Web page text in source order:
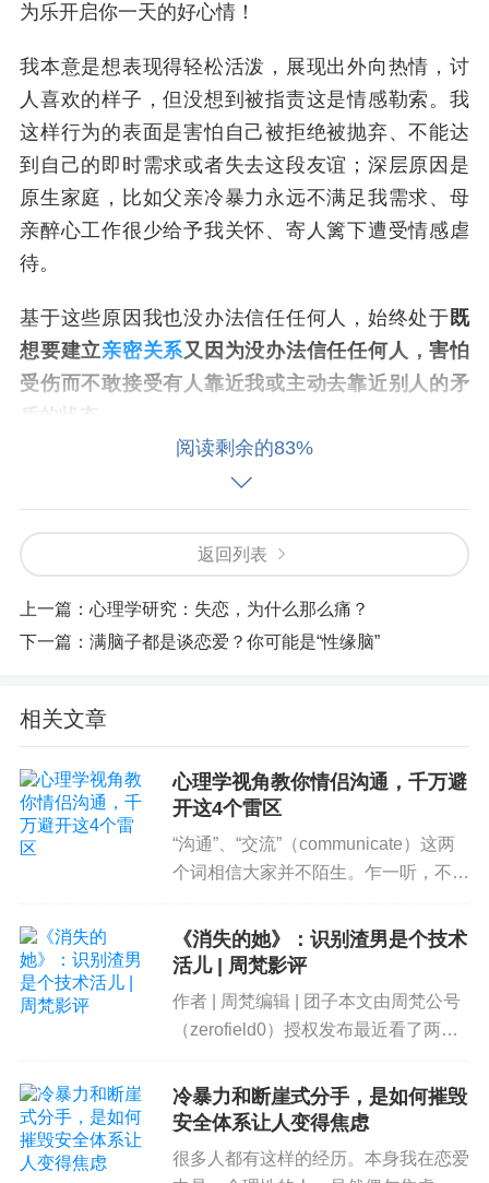
为乐开启你一天的好心情！
我本意是想表现得轻松活泼，展现出外向热情，讨
人喜欢的样子，但没想到被指责这是情感勒索。我
这样行为的表面是害怕自己被拒绝被抛弃、不能达
到自己的即时需求或者失去这段友谊；深层原因是
原生家庭，比如父亲冷暴力永远不满足我需求、母
亲醉心工作很少给予我关怀、寄人篱下遭受情感虐
待。
基于这些原因我也没办法信任任何人，始终处于 既
想要建立亲密关系又因为没办法信任任何人 ，害怕
受伤而不敢接受有人靠近我或主动去靠近别人的矛
我想知道，是我的沟通模式究竟哪里出了问题呢？
我该怎么改进？我该怎么样逐步建立对这个世界的
信任？
TO:
疑，也很欣赏你对原生家庭的自我剖析。
岩心想，
你也一定在用自己的方式去探索与人建立
亲密关系的界限，去保护自己不受伤害。异性好友
你心目中的份量很重，更是因为触及到了你内心的
不安。也许在你心里， 这样的沟通方式并不是真正
的自己，而是一个能更“讨人喜欢”的伪装。
人疏远，甚至变成了朋友口中的“情绪勒索”呢？我们
也会不自觉地变成“勒索者”吗？
阅读剩余的83%
返回列表
上一篇： 心理学研究：失恋，为什么那么痛？
下一篇： 满脑子都是谈恋爱？你可能是“性缘脑”
相关文章
心理学视角教你情侣沟通，千万避
开这4个雷区
“沟通”、“交流”（communicate）这两
个词相信大家并不陌生。乍一听，不论
一幅兄友弟恭、父慈子孝、夫妻和睦的
和谐画面。但是，大多数人可能没有意
《消失的她》：识别渣男是个技术
活儿 | 周梵影评
作者 | 周梵编辑 | 团子本文由周梵公号
（zerofield0）授权发布最近看了两部
你》和关于爱情和背叛的《消失的
她》。很多评论说，一部感觉生养孩子
冷暴力和断崖式分手，是如何摧毁
安全体系让人变得焦虑
很多人都有这样的经历。本身我在恋爱